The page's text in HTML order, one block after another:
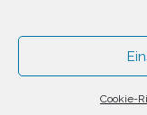
Cookie-
©